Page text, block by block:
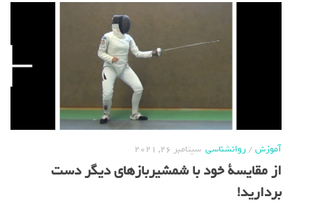
آموزش/روانشناسی سپتامبر 26, 2021
از مقایسة خود با شمشیربازهای دیگر دست
بردارید!